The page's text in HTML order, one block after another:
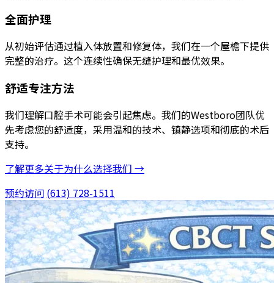
全面护理
从初始评估通过植入体放置和修复体，我们在一个屋檐下提供
完整的治疗。这个连续性确保无缝护理和最优效果。
舒适专注方法
我们理解口腔手术可能会引起焦虑。我们的Westboro团队优
先考虑您的舒适度，采用温和的技术、镇静选项和彻底的术后
支持。
了解更多关于为什么选择我们 →
预约访问 (613) 728-1511